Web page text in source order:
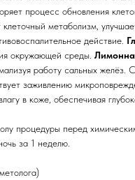
процесс обновления
клеточный метаболизм,
действие.
окружающей среды.
работу сальных желёз.
заживлению
в коже, обеспечивая
процедуры перед
за 1 неделю.